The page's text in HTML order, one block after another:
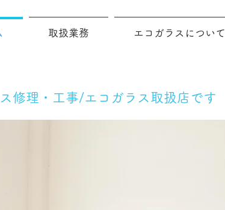
取扱業務 エコガラスについて
修理・工事/エコガラス取扱店です